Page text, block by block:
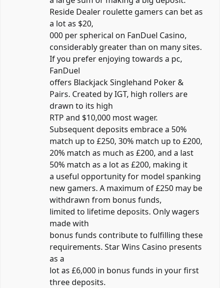
Reside Dealer roulette gamers can bet as
a lot as $20,
000 per spherical on FanDuel Casino,
considerably greater than on many sites.
If you prefer enjoying towards a pc,
FanDuel
offers Blackjack Singlehand Poker &
Pairs. Created by IGT, high rollers are
drawn to its high
RTP and $10,000 most wager.
Subsequent deposits embrace a 50%
match up to £250, 30% match up to £200,
20% match as much as £200, and a last
50% match as a lot as £200, making it
a useful opportunity for model spanking
new gamers. A maximum of £250 may be
withdrawn from bonus funds,
limited to lifetime deposits. Only wagers
made with
bonus funds contribute to fulfilling these
requirements. Star Wins Casino presents
as a
lot as £6,000 in bonus funds in your first
three deposits.